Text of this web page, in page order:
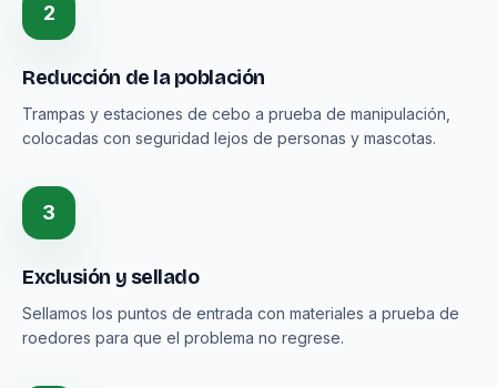
2
Reducción de la población
Trampas y estaciones de cebo a prueba de manipulación,
colocadas con seguridad lejos de personas y mascotas.
3
Exclusión y sellado
Sellamos los puntos de entrada con materiales a prueba de
roedores para que el problema no regrese.